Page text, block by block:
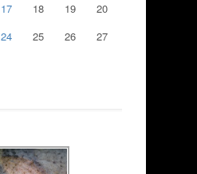
17 18 19
20
24 25 26
27